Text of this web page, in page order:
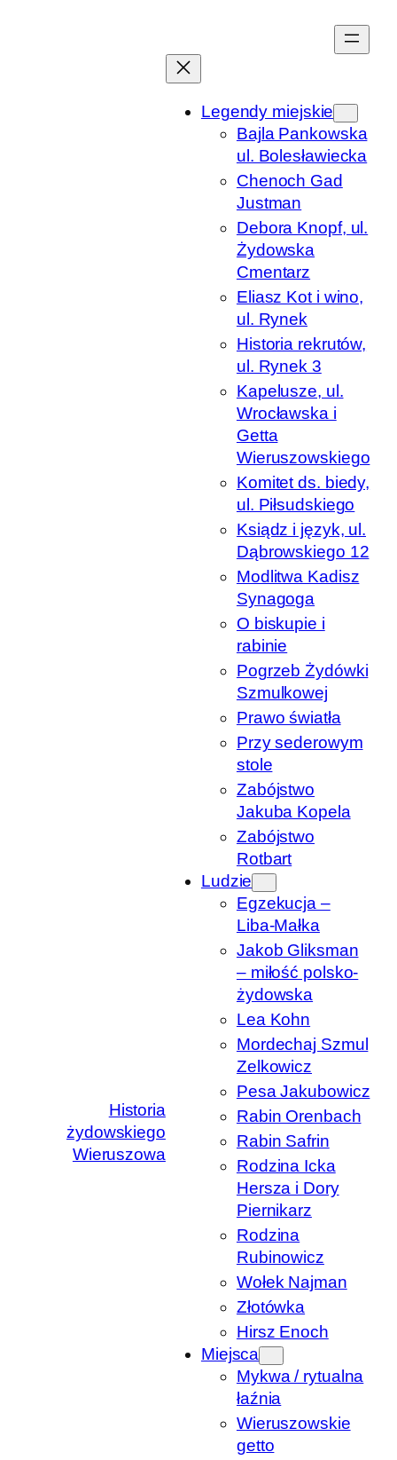
Historia
żydowskiego
Wieruszowa
Legendy miejskie
Bajla Pankowska
ul. Bolesławiecka
Chenoch Gad
Justman
Debora Knopf, ul.
Żydowska
Cmentarz
Eliasz Kot i wino,
ul. Rynek
Historia rekrutów,
ul. Rynek 3
Kapelusze, ul.
Wrocławska i
Getta
Wieruszowskiego
Komitet ds. biedy,
ul. Piłsudskiego
Ksiądz i język, ul.
Dąbrowskiego 12
Modlitwa Kadisz
Synagoga
O biskupie i
rabinie
Pogrzeb Żydówki
Szmulkowej
Prawo światła
Przy sederowym
stole
Zabójstwo
Jakuba Kopela
Zabójstwo
Rotbart
Ludzie
Egzekucja –
Liba-Małka
Jakob Gliksman
– miłość polsko-
żydowska
Lea Kohn
Mordechaj Szmul
Zelkowicz
Pesa Jakubowicz
Rabin Orenbach
Rabin Safrin
Rodzina Icka
Hersza i Dory
Piernikarz
Rodzina
Rubinowicz
Wołek Najman
Złotówka
Hirsz Enoch
Miejsca
Mykwa / rytualna
łaźnia
Wieruszowskie
getto